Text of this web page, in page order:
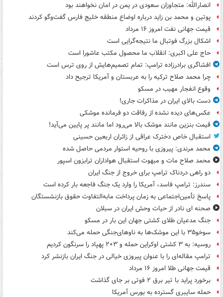
انصارالله: متجاوزان سعودی در یمن در امان نخواهند بود
پوتین و محمد بن زاید درباره اوضاع منطقه خلیج فارس گفت‌وگو کردند
قیمت جهانی نفت امروز ۱۶ مرداد
اشکال بزرگ فوتبال ما نتیجه‌گرایی است
حاج علی اکبری: انقلاب ما محصول مکتب عاشورا است
افشاگری برادرزاده ترامپ: تمام تصمیم‌هایش از روی ترس است
چرا محمد صلاح ترکیه را به عربستان و آمریکا ترجیح داد
وقوع انفجار مهیب در مسکو
دست بالای ایران در مذاکرات جاری!
عکس‌های دیده نشده از رفاقت دو فرمانده‌ موشکی
قیمت بنزین مانند موشک بالا می‌رود اما مانند پر پایین می‌آید!
استقبال خاص دخترک عراقی از زائران اربعین حسینی
محمد مرندی: پیروزی با روحیه استوار مردمی حاصل شده
محمد صلاح مات و مبهوت استقبال هواداران ترابزون اسپور
دو راهی دردناک ترامپ برای خروج از جنگ ایران
سندرز: ترامپ فاسد، آمریکا را وارد یک جنگ فاجعه بار کرده است
پاسخ تأمین‌اجتماعی به زمان پرداخت مابه‌التفاوت حقوق بازنشستگان
صحنه ای نادر از حیات وحش ایران در سبلان
جنگ مدعیان طلای کشتی جهان این بار در مسکو
سوخو۳۵ با این موشک‌ها به ناوهای‌جنگی حمله می‌کند
روسیه: به ۳ کشتی اوکراین حمله و ۲۰۳ پهپاد را سرنگون کردیم
ترامپ مقاله‌ای را با عنوان پیروزی خیالی در جنگ ایران بازنشر کرد
قیمت جهانی طلا امروز ۱۶ مرداد
برخورد پراید با تیر برق ۲ فوتی بر جای گذاشت
حمله سایبری گسترده به بورس آمریکا